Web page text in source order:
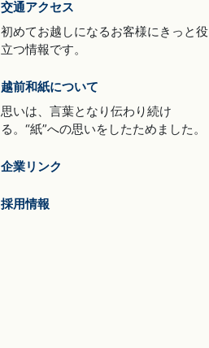
交通アクセス
初めてお越しになるお客様にきっと役
立つ情報です。
越前和紙について
思いは、言葉となり伝わり続け
る。“紙”への思いをしたためました。
企業リンク
採用情報